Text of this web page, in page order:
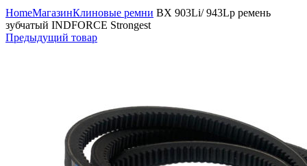
HomeМагазинКлиновые ремни BX 903Li/ 943Lp ремень
зубчатый INDFORCE Strongest
Предыдущий товар